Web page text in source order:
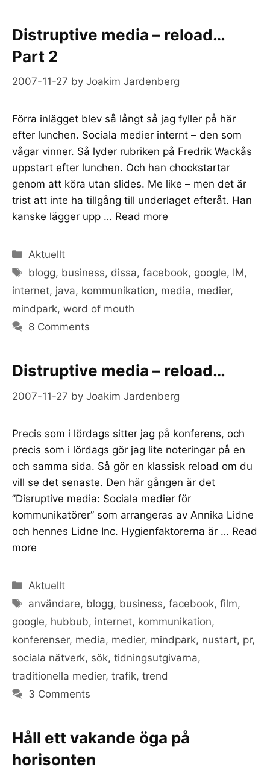
Distruptive media – reload…
Part 2
2007-11-27 by Joakim Jardenberg
Förra inlägget blev så långt så jag fyller på här
efter lunchen. Sociala medier internt – den som
vågar vinner. Så lyder rubriken på Fredrik Wackås
uppstart efter lunchen. Och han chockstartar
genom att köra utan slides. Me like – men det är
trist att inte ha tillgång till underlaget efteråt. Han
kanske lägger upp … Read more
Categories
Aktuellt
Tags
blogg, business, dissa,facebook, google, IM,
internet, java, kommunikation, media, medier,
mindpark, word of mouth
8 Comments
Distruptive media – reload…
2007-11-27 by Joakim Jardenberg
Precis som i lördags sitter jag på konferens, och
precis som i lördags gör jag lite noteringar på en
och samma sida. Så gör en klassisk reload om du
vill se det senaste. Den här gången är det
”Disruptive media: Sociala medier för
kommunikatörer” som arrangeras av Annika Lidne
och hennes Lidne Inc. Hygienfaktorerna är … Read
more
Categories
Aktuellt
Tags
användare, blogg, business,facebook,film,
google, hubbub, internet, kommunikation,
konferenser, media, medier, mindpark, nustart, pr,
sociala nätverk, sök, tidningsutgivarna,
traditionella medier, trafik, trend
3 Comments
Håll ett vakande öga på
horisonten